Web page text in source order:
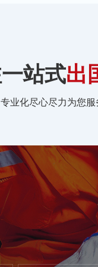
站式出
业化尽心尽力为您服